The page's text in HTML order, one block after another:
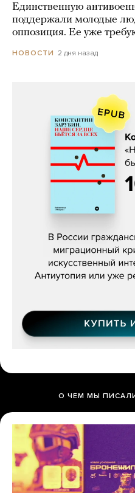
Единственную
поддержали молодые
оппозиция. Ее уже
НОВОСТИ 2 дня назад
Константин
О ЧЕМ МЫ